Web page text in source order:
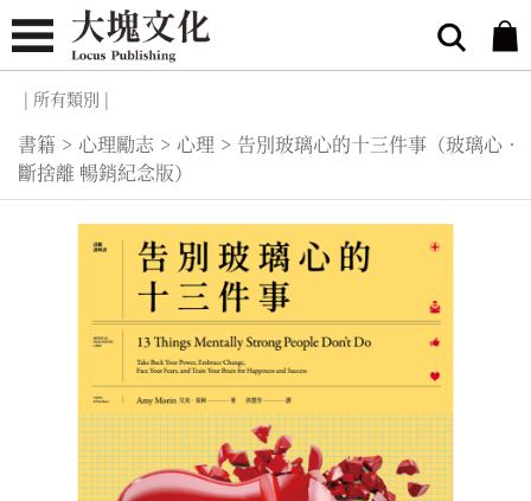
| 所有類別 |
書籍 > 心理勵志 > 心理 > 告別玻璃心的十三件事（玻璃心．
斷捨離 暢銷紀念版）